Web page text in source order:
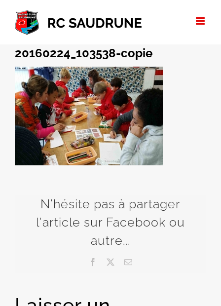
Passer
contenu
20160224_103538-copie
N'hésite pas à partager
l'article sur Facebook ou
autre...
Facebook Email